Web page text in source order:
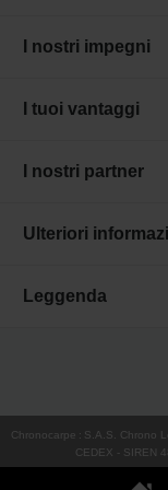
I nostri impegni
I tuoi vantaggi
I nostri partner
Ulteriori
Leggenda
Chronocarpe : S.A.S. Chrono
CEDEX - SIREN